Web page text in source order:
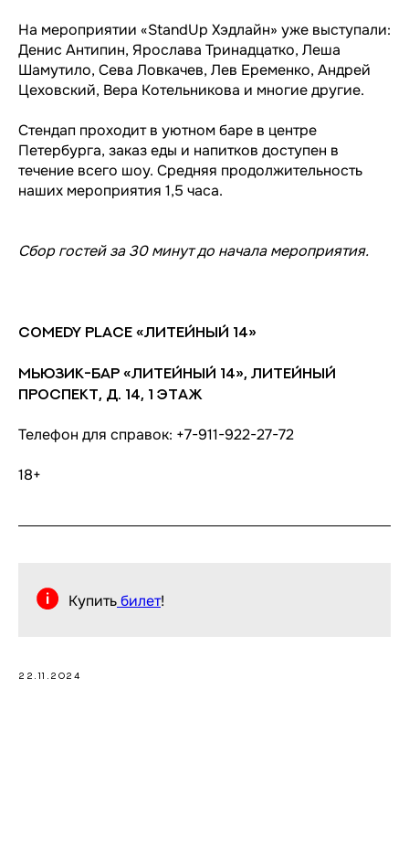
На мероприятии «StandUp Хэдлайн» уже выступали:
Денис Антипин, Ярослава Тринадцатко, Леша
Шамутило, Сева Ловкачев, Лев Еременко, Андрей
Цеховский, Вера Котельникова и многие другие.
Стендап проходит в уютном баре в центре
Петербурга, заказ еды и напитков доступен в
течение всего шоу. Средняя продолжительность
наших мероприятия 1,5 часа.
Сбор гостей за 30 минут до начала мероприятия.
Comedy Place «Литейный 14»
Мьюзик-бар «Литейный 14», Литейный
проспект, д. 14, 1 этаж
Телефон для справок: +7-911-922-27-72
18+
Купитьбилет!
22.11.2024